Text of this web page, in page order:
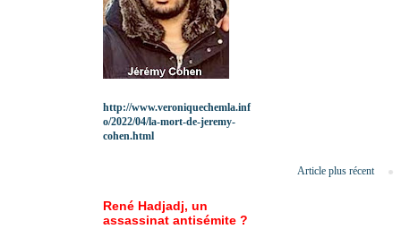
Article plus récent
http://www.veroniquechemla.inf
o/2022/04/la-mort-de-jeremy-
cohen.html
René Hadjadj, un
assassinat antisémite ?